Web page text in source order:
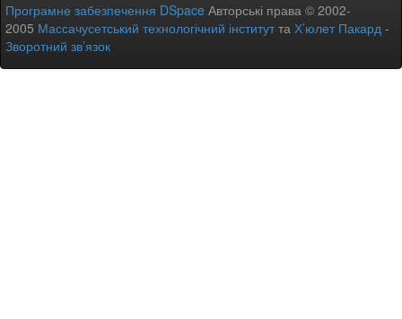
Програмне забезпечення DSpace Авторські права © 2002-
2005 Массачусетський технологічний інститутта Х’юлет Пакард -
Зворотний зв’язок